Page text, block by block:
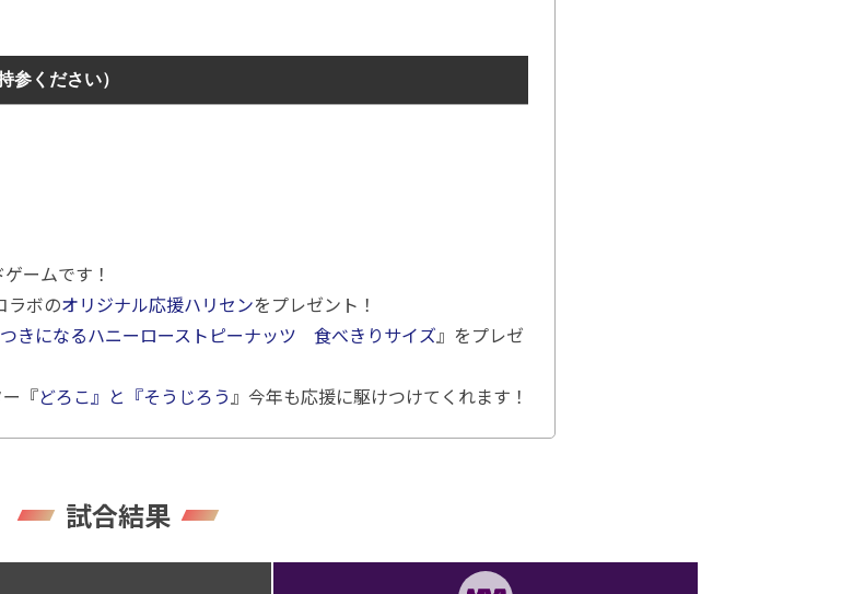
参ください）
ームです！
ラボのオリジナル応援ハリセンをプレゼント！
きになるハニーローストピーナッツ 食べきりサイズ』をプレゼ
『どろこ』と『そうじろう』今年も応援に駆けつけてくれます！
試合結果